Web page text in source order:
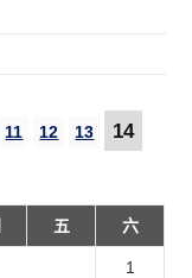
11 12 13 14
五 六
1